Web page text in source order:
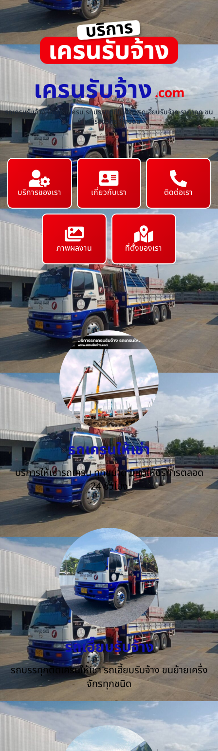
เครนรับจ้าง.com
รถเครนรับจ้าง ให้เช่ารถเครน รถบรรทุกติดเครน รถเฮี๊ยบรับจ้าง ราคาถูก ขน
ย้ายเครื่องจักร ทุกชนิด
บริการของเรา เกี่ยวกับเรา ติดต่อเรา
ภาพผลงาน ที่ตั้งของเรา
รถเครนให้เช่า
บริการให้เช่ารถเครน ทุกขนาด ยินดีให้บริการตลอด
24 ชั่วโมง
รถเฮี๊ยบรับจ้าง
รถบรรทุกติดเครนให้เช่า รถเฮี้ยบรับจ้าง ขนย้ายเครื่ง
จักรทุกชนิด